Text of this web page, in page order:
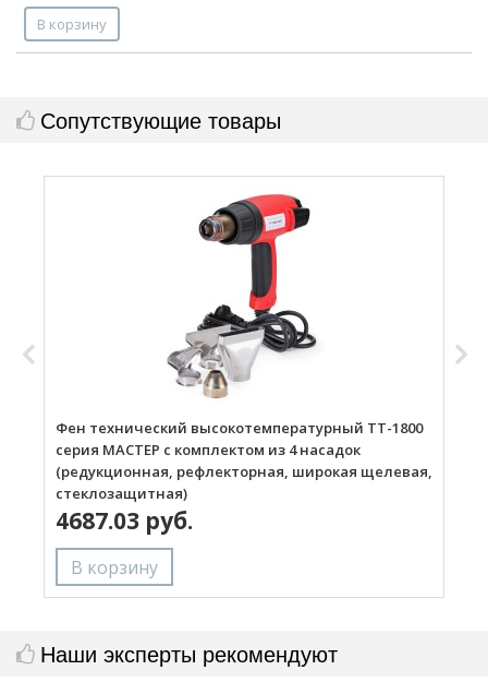
В корзину
Сопутствующие товары
Фен технический высокотемпературный ТТ-1800
серия МАСТЕР с комплектом из 4 насадок
(редукционная, рефлекторная, широкая щелевая,
стеклозащитная)
4687.03 руб.
Наши эксперты рекомендуют